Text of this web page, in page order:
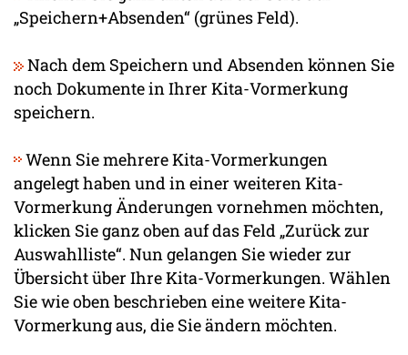
„Speichern+Absenden“ (grünes Feld).
Nach dem Speichern und Absenden können Sie
noch Dokumente in Ihrer Kita-Vormerkung
speichern.
Wenn Sie mehrere Kita-Vormerkungen
angelegt haben und in einer weiteren Kita-
Vormerkung Änderungen vornehmen möchten,
klicken Sie ganz oben auf das Feld „Zurück zur
Auswahlliste“. Nun gelangen Sie wieder zur
Übersicht über Ihre Kita-Vormerkungen. Wählen
Sie wie oben beschrieben eine weitere Kita-
Vormerkung aus, die Sie ändern möchten.